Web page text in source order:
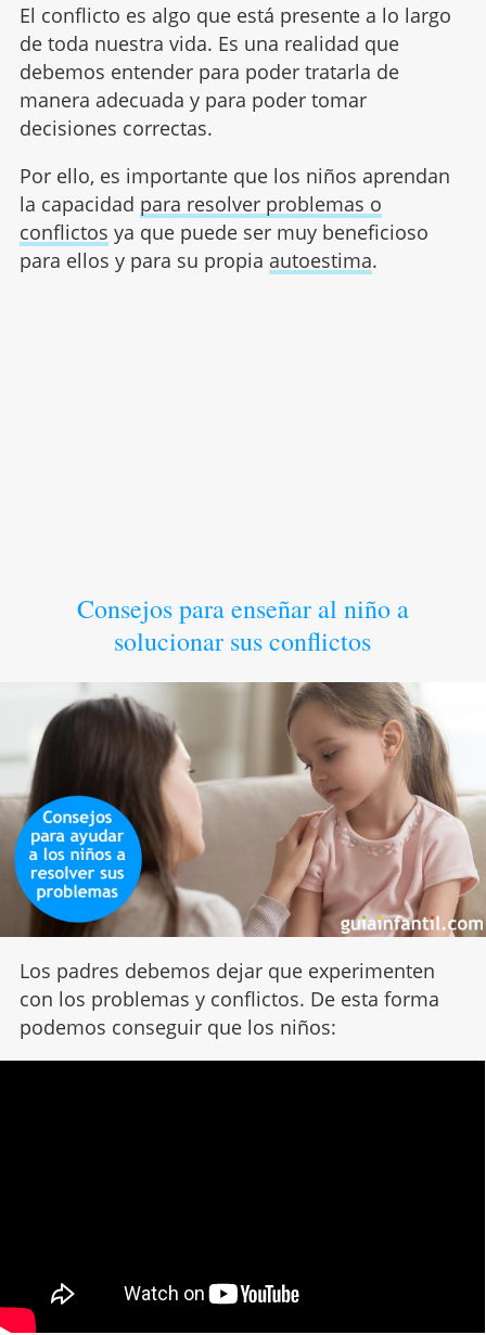
El conflicto es algo que está presente a lo largo
de toda nuestra vida. Es una realidad que
debemos entender para poder tratarla de
manera adecuada y para poder tomar
decisiones correctas.
Por ello, es importante que los niños aprendan
la capacidad para resolver problemas o
conflictos ya que puede ser muy beneficioso
para ellos y para su propia autoestima.
Consejos para enseñar al niño a
solucionar sus conflictos
Los padres debemos dejar que experimenten
con los problemas y conflictos. De esta forma
podemos conseguir que los niños: